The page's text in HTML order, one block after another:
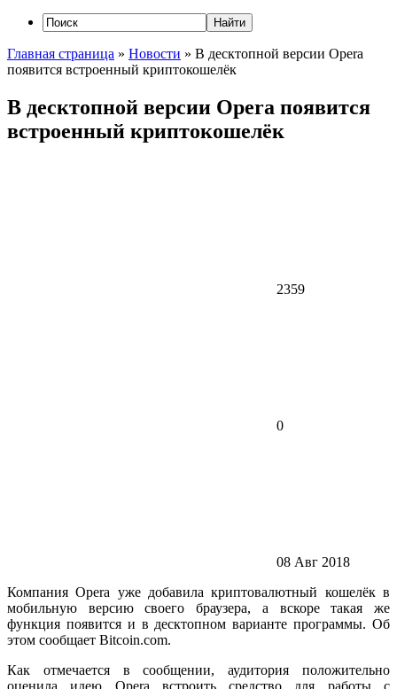
Главная страница » Новости » В десктопной версии Opera
появится встроенный криптокошелёк
В десктопной версии Opera появится
встроенный криптокошелёк
2359
0
08 Авг 2018
Компания Opera уже добавила криптовалютный кошелёк в
мобильную версию своего браузера, а вскоре такая же
функция появится и в десктопном варианте программы. Об
этом сообщает Bitcoin.com.
Как отмечается в сообщении, аудитория положительно
оценила идею Opera встроить средство для работы с